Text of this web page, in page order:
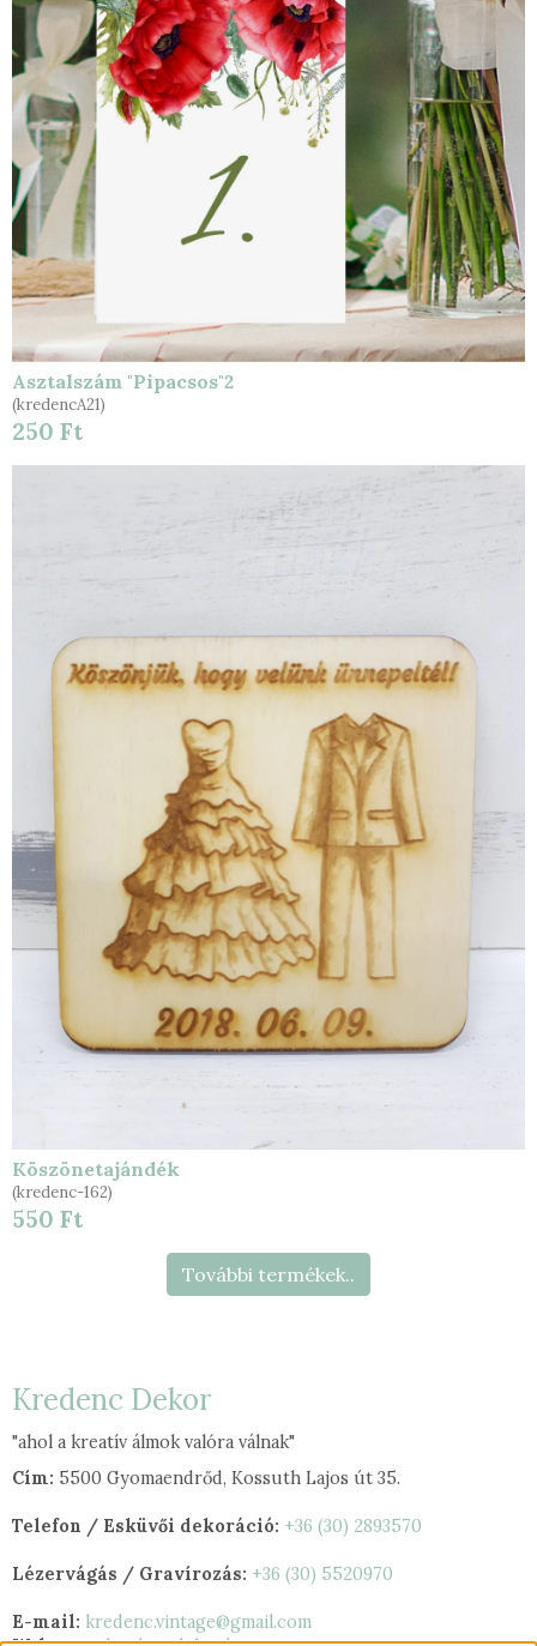
Asztalszám "Pipacsos"2
(kredencA21)
250 Ft
Köszönetajándék
(kredenc-162)
550 Ft
További termékek..
Kredenc Dekor
"ahol a kreatív álmok valóra válnak"
Cím: 5500 Gyomaendrőd, Kossuth Lajos út 35.
Telefon / Esküvői dekoráció: +36 (30) 2893570
Lézervágás / Gravírozás: +36 (30) 5520970
E-mail: kredenc.vintage@gmail.com